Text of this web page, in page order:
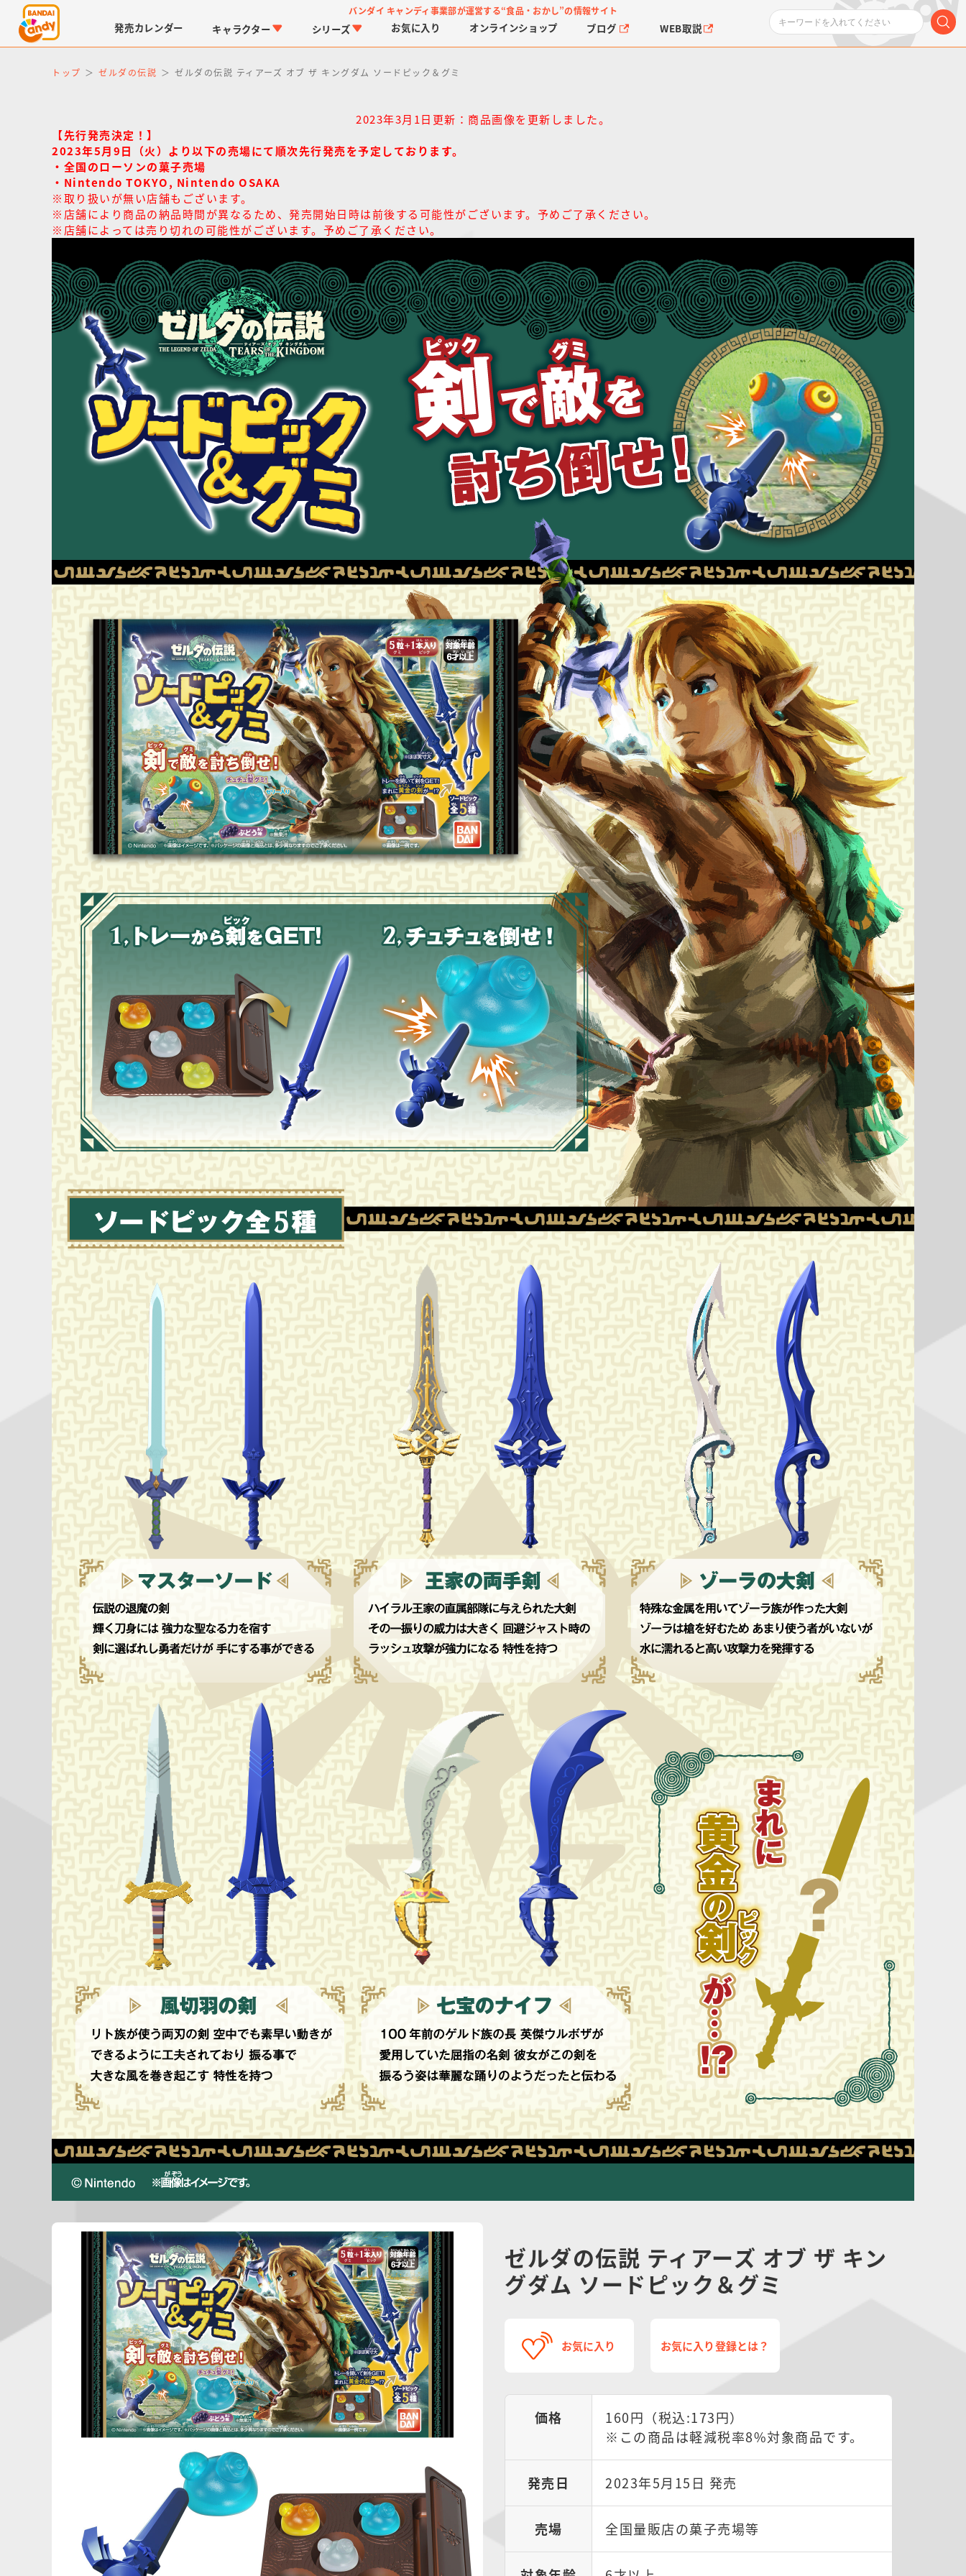
バンダイ キャンディ事業部が運営する“食品・おかし”の情報サイト
発売カレンダー キャラクター
LINK TRAVELERS 仮面ライダーシリーズ
ーパー戦隊シリーズ
シリーズ
チョコボックス キャラパキ
スクエアシール
お気に入り オンラインショップ ブログ WEB取説
トップ ゼルダの伝説 ゼルダの伝説 ティアーズ オブ ザ キングダム ソードピック＆グミ
2023年3月1日更新：商品画像を更新しました。
【先行発売決定！】
2023年5月9日（火）より以下の売場にて順次先行発売を予定しております。
・全国のローソンの菓子売場
・Nintendo TOKYO, Nintendo OSAKA
※取り扱いが無い店舗もございます。
※店舗により商品の納品時間が異なるため、発売開始日時は前後する可能性がございます。予めご了承ください。
※店舗によっては売り切れの可能性がございます。予めご了承ください。
ゼルダの伝説 ティアーズ オブ ザ キン
グダム ソードピック＆グミ
お気に入り お気に入り登録とは？
価格
160円（税込:173円）
※この商品は軽減税率8%対象商品です。
発売日 2023年5月15日 発売
売場 全国量販店の菓子売場等